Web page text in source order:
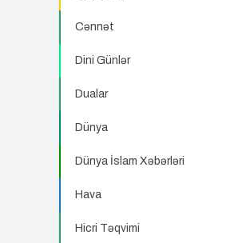
Cənnət
Dini Günlər
Dualar
Dünya
Dünya İslam Xəbərləri
Hava
Hicri Təqvimi